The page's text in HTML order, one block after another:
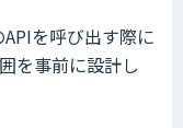
を呼び出す際に
を事前に設計し